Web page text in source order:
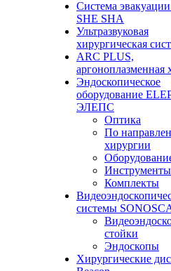
Система
SHE SHA
Ультразвуковая
хирургическая
ARC PLUS,
аргоноплазменная
Эндоскопическое
оборудование
ЭЛЕПС
Оптика
По
хирургии
Инструменты
Комплекты
системы
стойки
Эндоскопы
Хирургические